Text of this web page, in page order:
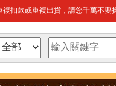
扣款或重複出貨，請您千萬不要